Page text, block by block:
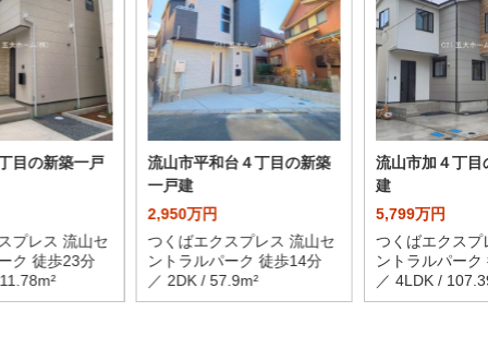
目の新築一戸
プレス 流山セ
ク 徒歩23分
流山市平和台４丁目の新築
一戸建
2,950万円
つくばエクスプレス 流山セ
ントラルパーク 徒歩14分
／ 2DK / 57.9m²
流山市加４丁目
建
5,799万円
つくばエクスプ
ントラルパーク
／ 4LDK /